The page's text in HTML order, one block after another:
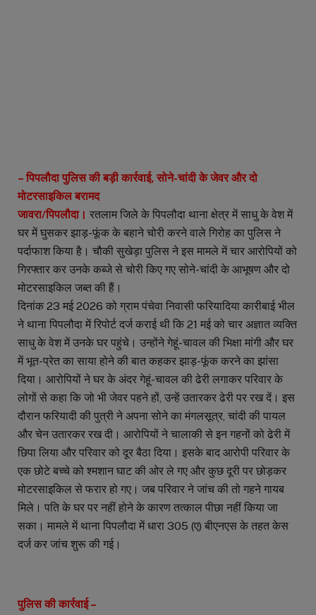
– पिपलौदा पुलिस की बड़ी कार्रवाई, सोने-चांदी के जेवर और दो
मोटरसाइकिल बरामद
जावरा/पिपलौदा। रतलाम जिले के पिपलौदा थाना क्षेत्र में साधु के वेश में
घर में घुसकर झाड़-फूंक के बहाने चोरी करने वाले गिरोह का पुलिस ने
पर्दाफाश किया है। चौकी सुखेड़ा पुलिस ने इस मामले में चार आरोपियों को
गिरफ्तार कर उनके कब्जे से चोरी किए गए सोने-चांदी के आभूषण और दो
मोटरसाइकिल जब्त की हैं।
दिनांक 23 मई 2026 को ग्राम पंचेवा निवासी फरियादिया कारीबाई भील
ने थाना पिपलौदा में रिपोर्ट दर्ज कराई थी कि 21 मई को चार अज्ञात व्यक्ति
साधु के वेश में उनके घर पहुंचे। उन्होंने गेहूं-चावल की भिक्षा मांगी और घर
में भूत-प्रेत का साया होने की बात कहकर झाड़-फूंक करने का झांसा
दिया। आरोपियों ने घर के अंदर गेहूं-चावल की ढेरी लगाकर परिवार के
लोगों से कहा कि जो भी जेवर पहने हों, उन्हें उतारकर ढेरी पर रख दें। इस
दौरान फरियादी की पुत्री ने अपना सोने का मंगलसूत्र, चांदी की पायल
और चेन उतारकर रख दी। आरोपियों ने चालाकी से इन गहनों को ढेरी में
छिपा लिया और परिवार को दूर बैठा दिया। इसके बाद आरोपी परिवार के
एक छोटे बच्चे को श्मशान घाट की ओर ले गए और कुछ दूरी पर छोड़कर
मोटरसाइकिल से फरार हो गए। जब परिवार ने जांच की तो गहने गायब
मिले। पति के घर पर नहीं होने के कारण तत्काल पीछा नहीं किया जा
सका। मामले में थाना पिपलौदा में धारा 305 (ए) बीएनएस के तहत केस
दर्ज कर जांच शुरू की गई।
पुलिस की कार्रवाई –